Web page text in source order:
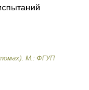
томах). М.: ФГУП